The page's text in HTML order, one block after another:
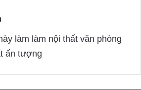
a
y
làm làm nội thất văn phòng
ấn tượng